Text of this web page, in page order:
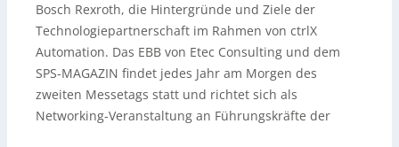
Bosch Rexroth, die Hintergründe und Ziele der
Technologiepartnerschaft im Rahmen von ctrlX
Automation. Das EBB von Etec Consulting und dem
SPS-MAGAZIN findet jedes Jahr am Morgen des
zweiten Messetags statt und richtet sich als
Networking-Veranstaltung an Führungskräfte der